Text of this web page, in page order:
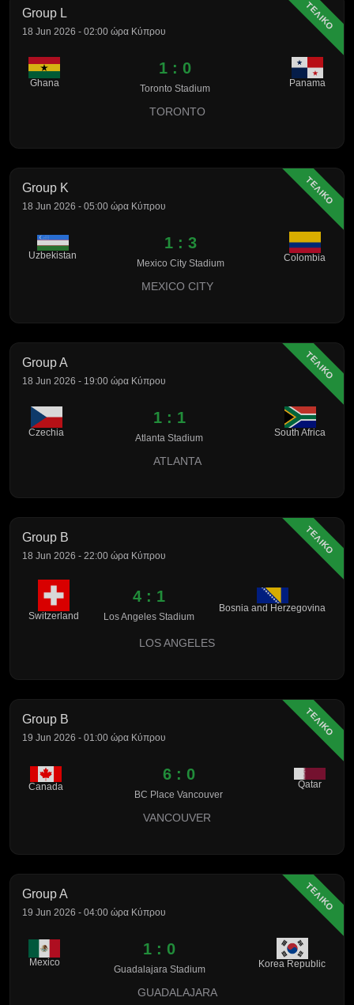
ΤΕΛΙΚΟ
Group L
18 Jun 2026 - 02:00 ώρα Κύπρου
Ghana
1 : 0
Toronto Stadium
Panama
TORONTO
ΤΕΛΙΚΟ
Group K
18 Jun 2026 - 05:00 ώρα Κύπρου
Uzbekistan
1 : 3
Mexico City Stadium
Colombia
MEXICO CITY
ΤΕΛΙΚΟ
Group A
18 Jun 2026 - 19:00 ώρα Κύπρου
Czechia
1 : 1
Atlanta Stadium
South Africa
ATLANTA
ΤΕΛΙΚΟ
Group B
18 Jun 2026 - 22:00 ώρα Κύπρου
Switzerland
4 : 1
Los Angeles Stadium
Bosnia and Herzegovina
LOS ANGELES
ΤΕΛΙΚΟ
Group B
19 Jun 2026 - 01:00 ώρα Κύπρου
Canada
6 : 0
BC Place Vancouver
Qatar
VANCOUVER
ΤΕΛΙΚΟ
Group A
19 Jun 2026 - 04:00 ώρα Κύπρου
Mexico
1 : 0
Guadalajara Stadium
Korea Republic
GUADALAJARA